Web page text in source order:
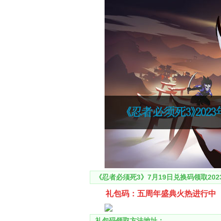
《忍者必须死3》7月19日兑换码领取
礼包码：五周年盛典火热进行中